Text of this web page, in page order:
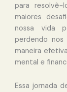
para resolvê-
maiores
nossa vida
perdendo
maneira
mental e
Essa jornada